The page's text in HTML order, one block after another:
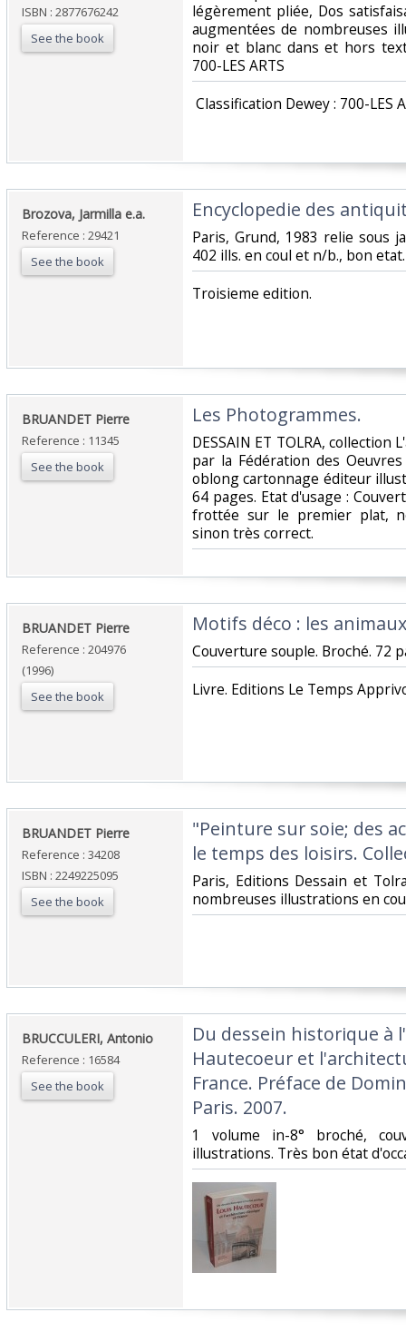
ISBN : 2877676242
See the book
légèrement pliée, Dos
augmentées de nombreuses
noir et blanc dans et hors
700-LES ARTS‎
Classification Dewey : 700-LES
‎Brozova, Jarmilla e.a.‎
Reference : 29421
See the book
‎Encyclopedie des
‎Paris, Grund, 1983 relie sous
402 ills. en coul et n/b., bon
‎Troisieme edition.‎
‎BRUANDET Pierre‎
Reference : 11345
See the book
‎Les Photogrammes.‎
‎DESSAIN ET TOLRA,
par la Fédération des
oblong cartonnage éditeur
64 pages. Etat d'usage :
frottée sur le premier plat,
sinon très correct.‎
‎BRUANDET Pierre ‎
Reference : 204976
(1996)
See the book
‎Motifs déco : les
‎Couverture souple. Broché. 72
‎Livre. Editions Le Temps
‎BRUANDET Pierre‎
Reference : 34208
ISBN : 2249225095
See the book
‎"Peinture sur soie; des
le temps des loisirs.
‎Paris, Editions Dessain et
nombreuses illustrations en
‎BRUCCULERI, Antonio‎
Reference : 16584
See the book
‎Du dessein historique à
Hautecoeur et
France. Préface de
Paris. 2007.‎
‎1 volume in-8° broché,
illustrations. Très bon état